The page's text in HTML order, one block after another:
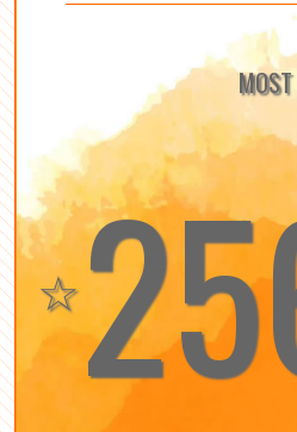
MOST
☆